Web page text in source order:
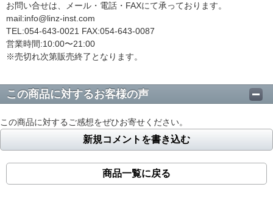
お問い合せは、メール・電話・FAXにて承っております。
mail:info@linz-inst.com
TEL:054-643-0021 FAX:054-643-0087
営業時間:10:00〜21:00
※売切れ次第販売終了となります。
この商品に対するお客様の声
この商品に対するご感想をぜひお寄せください。
新規コメントを書き込む
商品一覧に戻る